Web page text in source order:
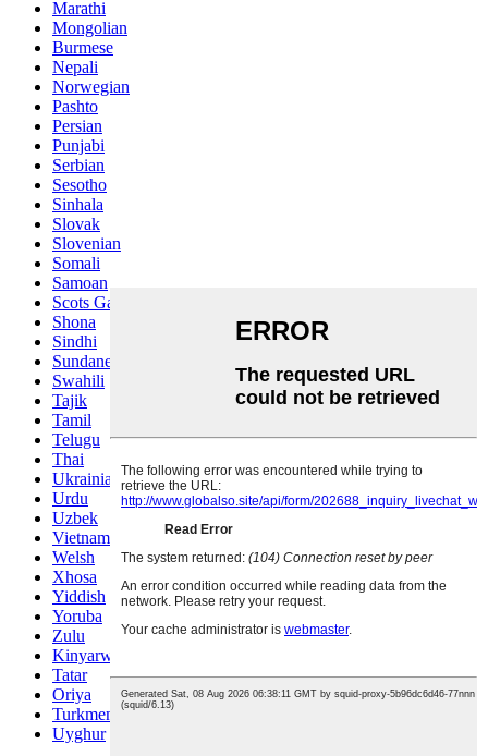
Marathi
Mongolian
Burmese
Nepali
Norwegian
Pashto
Persian
Punjabi
Serbian
Sesotho
Sinhala
Slovak
Slovenian
Somali
Samoan
Scots Gaelic
Shona
Sindhi
Sundanese
Swahili
Tajik
Tamil
Telugu
Thai
Ukrainian
Urdu
Uzbek
Vietnamese
Welsh
Xhosa
Yiddish
Yoruba
Zulu
Kinyarwanda
Tatar
Oriya
Turkmen
Uyghur